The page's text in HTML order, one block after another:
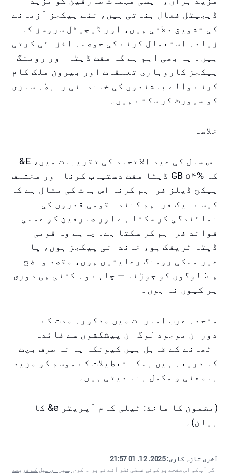
ڈیجیٹل فعال بناتی ہیں، نئے پیکجز آزمانے
کی تشویق دلاتی ہیں، اور ڈیجیٹل سروسز کا
زیادہ استعمال کرنے کی حوصلہ افزائی کرتی
ہیں۔ یہ بھی اہم ہے کہ مفت ڈیٹا اور رومنگ
پیکجز کاروباری تعلقات اور بیرون ملک کام
کرنے والے باشندوں کی خاندانی رابطہ سازی
کو سپورٹ کر سکتے ہیں۔
خلاصہ
اس سال کی عید الاتحاد کی تقریبات میں، E&
کا %۵۴ GB ڈیٹا مفت دستیاب کرنا اور مختلف
پیکج ڈیلز فراہم کرنا اس بات کی مثال ہے کہ
کیسے ایک فراہم کنندہ قومی قدروں کی
نمائندگی کر سکتا ہے اور صارفین کو عملی
فوائد فراہم کر سکتا ہے۔ چاہے وہ قومی
ڈیٹا ٹریفک ہو، خاندانی پیکجز ہوں، یا
غیر ملکی رومنگ رعایتیں ہوں، مقصد واضح
ہے: لوگوں کو جوڑنا — چاہے وہ کتنی ہی دوری
پر کیوں نہ ہوں۔
متحدہ عرب امارات میں مذکورہ مدت کے
دوران موجود لوگ ان پیشکشوں سے فائدہ
اٹھانے کے قابل ہیں کیونکہ یہ نہ صرف بچت
کا ذریعہ ہیں بلکہ تعطیلات کے موسم کو مزید
بامعنی و مکمل بنا دیتی ہیں۔
(مضمون کا ماخذ: ٹیلی کام آپریٹر e& کا
بیان)۔
آخری تازہ کاری:2025. 12. 01 21:57
اگر آپ کو اس صفحے پر کوئی غلطی نظر آئے تو براہ کرم ہمیں ای میل کے ذریعے